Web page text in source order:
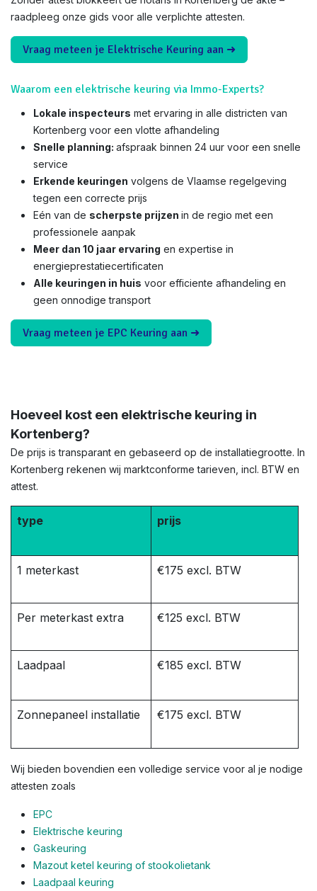
raadpleeg onze gids voor alle verplichte attesten.
Vraag meteen je Elektrische Keuring aan ➜
Waarom een elektrische keuring via Immo-Experts?
Lokale inspecteurs met ervaring in alle districten van
Kortenberg voor een vlotte afhandeling
Snelle planning: afspraak binnen 24 uur voor een snelle
service
Erkende keuringen volgens de Vlaamse regelgeving
tegen een correcte prijs
Eén van de scherpste prijzen in de regio met een
professionele aanpak
Meer dan 10 jaar ervaring en expertise in
energieprestatiecertificaten
Alle keuringen in huis voor efficiente afhandeling en
geen onnodige transport
Vraag meteen je EPC Keuring aan ➜
Hoeveel kost een elektrische keuring in
Kortenberg?
De prijs is transparant en gebaseerd op de installatiegrootte. In
Kortenberg rekenen wij marktconforme tarieven, incl. BTW en
attest.
type prijs
1 meterkast €175 excl. BTW
Per meterkast extra €125 excl. BTW
Laadpaal €185 excl. BTW
Zonnepaneel installatie €175 excl. BTW
Wij bieden bovendien een volledige service voor al je nodige
attesten zoals
EPC
Elektrische keuring
Gaskeuring
Mazout ketel keuring of stookolietank
Laadpaal keuring